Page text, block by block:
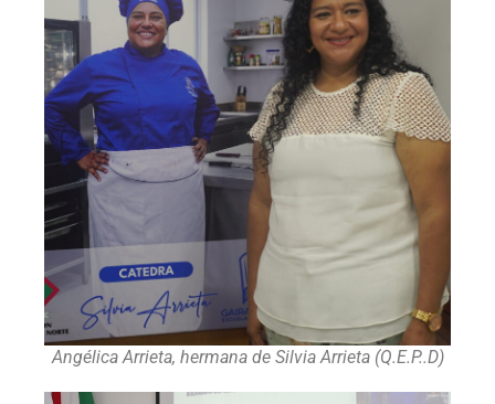
Angélica Arrieta, hermana de Silvia Arrieta (Q.E.P..D)